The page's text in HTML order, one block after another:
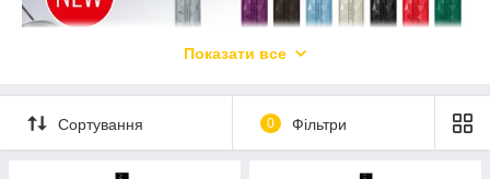
Показати все
Сортування 0 Фільтри